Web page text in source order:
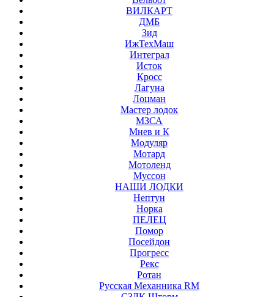
ВИЛКАРТ
ДМБ
Зид
ИжТехМаш
Интеграл
Исток
Кросс
Лагуна
Лоцман
Мастер лодок
МЗСА
Мнев и К
Модуляр
Мотард
Мотоленд
Муссон
НАШИ ЛОДКИ
Нептун
Норка
ПЕЛЕЦ
Помор
Посейдон
Прогресс
Рекс
Ротан
Русская Механника RM